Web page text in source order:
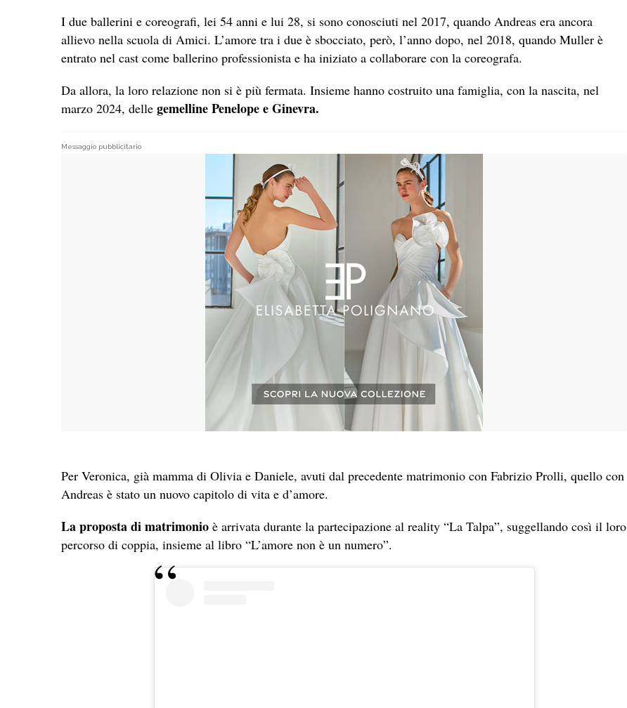
I due ballerini e coreografi, lei 54 anni e lui 28, si sono conosciuti nel 2017, quando Andreas era ancora
allievo nella scuola di Amici. L’amore tra i due è sbocciato, però, l’anno dopo, nel 2018, quando Muller è
entrato nel cast come ballerino professionista e ha iniziato a collaborare con la coreografa.
Da allora, la loro relazione non si è più fermata. Insieme hanno costruito una famiglia, con la nascita, nel
marzo 2024, delle gemelline Penelope e Ginevra.
Messaggio pubblicitario
Per Veronica, già mamma di Olivia e Daniele, avuti dal precedente matrimonio con Fabrizio Prolli, quello con
Andreas è stato un nuovo capitolo di vita e d’amore.
La proposta di matrimonio è arrivata durante la partecipazione al reality “La Talpa”, suggellando così il loro
percorso di coppia, insieme al libro “L’amore non è un numero”.